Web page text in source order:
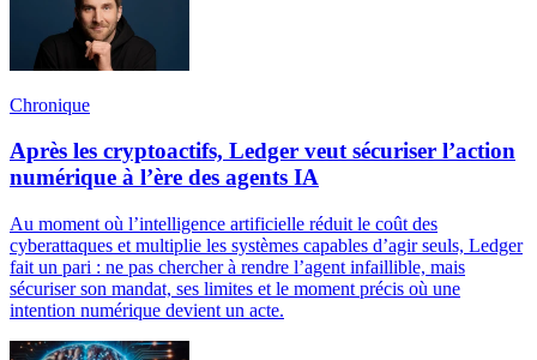
Chronique
Après les cryptoactifs, Ledger veut sécuriser l’action
numérique à l’ère des agents IA
Au moment où l’intelligence artificielle réduit le coût des
cyberattaques et multiplie les systèmes capables d’agir seuls, Ledger
fait un pari : ne pas chercher à rendre l’agent infaillible, mais
sécuriser son mandat, ses limites et le moment précis où une
intention numérique devient un acte.